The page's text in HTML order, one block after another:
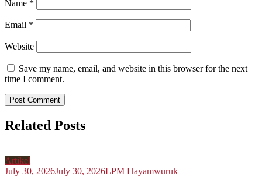
Name *
Email *
Website
Save my name, email, and website in this browser for the next
time I comment.
Related Posts
Artikel
July 30, 2026July 30, 2026LPM Hayamwuruk